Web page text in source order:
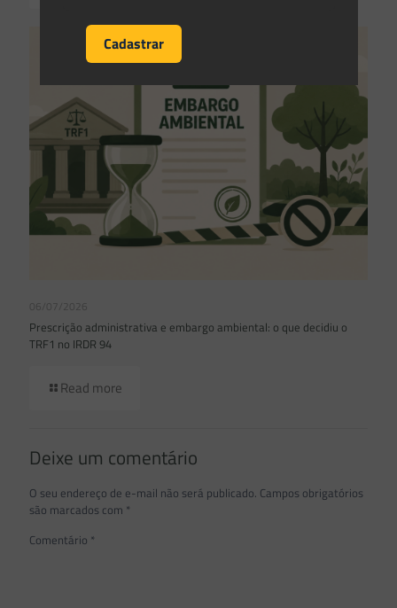
06/07/2026
Prescrição administrativa e embargo ambiental: o que decidiu o
TRF1 no IRDR 94
Read more
Deixe um comentário
O seu endereço de e-mail não será publicado. Campos obrigatórios
são marcados com *
Comentário *